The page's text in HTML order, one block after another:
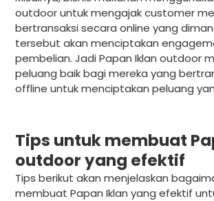
outdoor untuk mengajak customer
bertransaksi secara online yang
tersebut akan menciptakan
pembelian. Jadi Papan Iklan outdoor
peluang baik bagi mereka yang
offline untuk menciptakan peluang
Tips untuk membuat
outdoor yang efektif
Tips berikut akan menjelaskan
membuat Papan Iklan yang efektif